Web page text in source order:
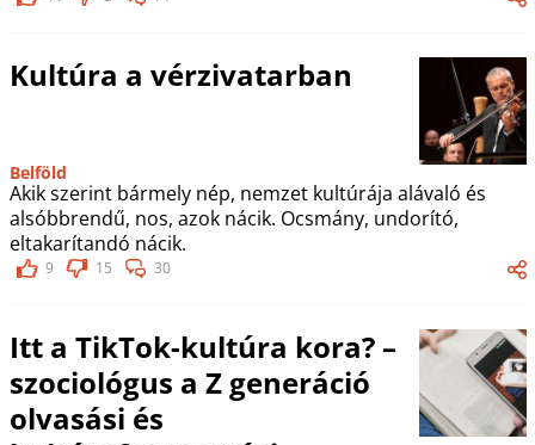
Kultúra a vérzivatarban
Belföld
Akik szerint bármely nép, nemzet kultúrája alávaló és
alsóbbrendű, nos, azok nácik. Ocsmány, undorító,
eltakarítandó nácik.
9 15 30
Itt a TikTok-kultúra kora? –
szociológus a Z generáció
olvasási és